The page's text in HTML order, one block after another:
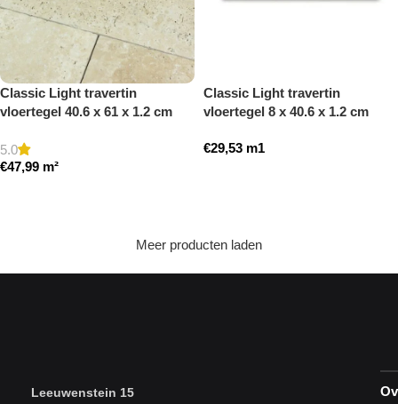
Classic Light travertin
vloertegel 40.6 x 61 x 1.2 cm
5.0
€47,99 m²
Classic Light travertin
vloertegel 8 x 40.6 x 1.2 cm
€29,53 m1
Meer producten laden
Leeuwenstein 15